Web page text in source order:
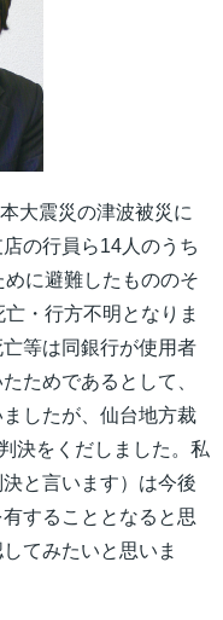
大震災の津波被災に
の行員ら14人のうち
に避難したもののそ
・行方不明となりま
等は同銀行が使用者
ためであるとして、
したが、仙台地方裁
決をくだしました。私
と言います）は今後
することとなると思
てみたいと思いま